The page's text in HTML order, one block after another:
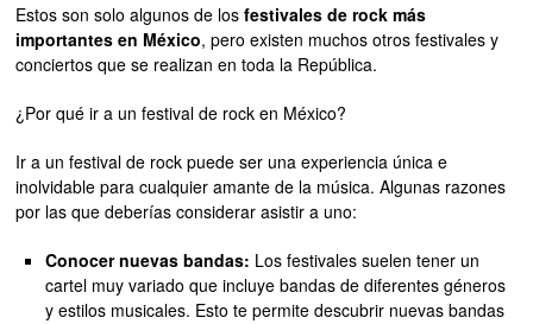
Estos son solo algunos de losfestivales de rock más
importantes en México, pero existen muchos otros festivales y
conciertos que se realizan en toda la República.
¿Por qué ir a un festival de rock en México?
Ir a un festival de rock puede ser una experiencia única e
inolvidable para cualquier amante de la música. Algunas razones
por las que deberías considerar asistir a uno:
Conocer nuevas bandas: Los festivales suelen tener un
cartel muy variado que incluye bandas de diferentes géneros
y estilos musicales. Esto te permite descubrir nuevas bandas